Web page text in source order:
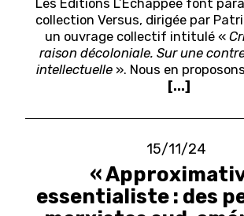
collection Versus, dirigée par
un ouvrage collectif intitulé «
raison décoloniale. Sur une
intellectuelle». Nous en
[...]
15/11/24
«
essentialiste : des